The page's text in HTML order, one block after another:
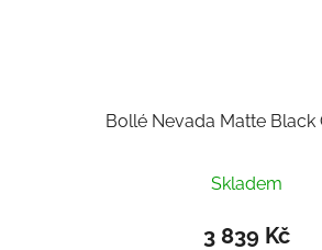
Bollé Nevada Matte Black
Skladem
3 839 Kč